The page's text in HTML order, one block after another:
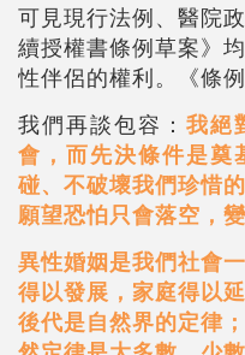
可見現行法例、醫院
續授權書條例草案》
性伴侶的權利。《條
我們再談包容： 我絕
會，而先決條件是奠
碰、不破壞我們珍惜
願望恐怕只會落空，變
異性婚姻是我們社會
得以發展，家庭得以
後代是自然界的定律